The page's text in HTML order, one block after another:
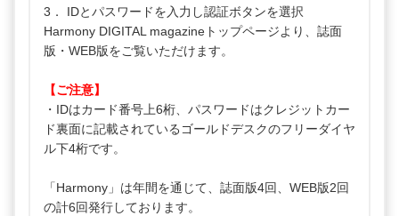
3． IDとパスワードを入力し認証ボタンを選択
Harmony DIGITAL magazineトップページより、誌面
版・WEB版をご覧いただけます。
【ご注意】
・IDはカード番号上6桁、パスワードはクレジットカー
ド裏面に記載されているゴールドデスクのフリーダイヤ
ル下4桁です。
「Harmony」は年間を通じて、誌面版4回、WEB版2回
の計6回発行しております。